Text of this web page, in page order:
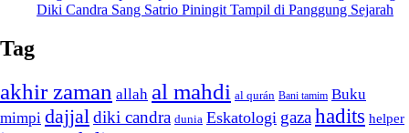
Diki Candra Sang Satrio Piningit Tampil di Panggung Sejarah
Tag
akhir zaman allah al mahdi al qurán Bani tamim Buku
mimpi dajjal diki candra dunia Eskatologi gazahadits helper